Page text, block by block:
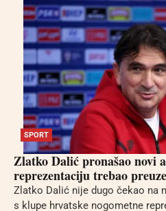
SPORT
Zlatko Dalić pronašao novi
reprezentaciju trebao
Zlatko Dalić nije dugo čekao na
s klupe hrvatske nogometne